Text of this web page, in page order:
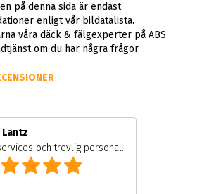
på denna sida är endast
enligt vår bildatalista.
våra däck & fälgexperter på ABS
om du har några frågor.
Lantz
och trevlig personal.